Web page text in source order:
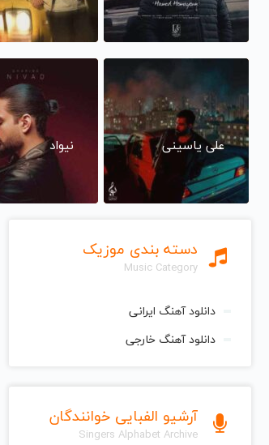
علی یاسینی نیواد
دسته بندی موزیک
Music Category
دانلود آهنگ ایرانی
دانلود آهنگ خارجی
آرشیو الفبایی خوانندگان
Singers Alphabet Archive